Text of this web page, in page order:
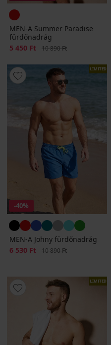
MEN-A Summer Paradise
fürdőnadrág
Kedvezmény
5 450 Ft Eredeti ár
10 890 Ft
LIMITED
-40%
MEN-A Johny fürdőnadrág
Kedvezmény
6 530 Ft Eredeti ár
10 890 Ft
LIMITED